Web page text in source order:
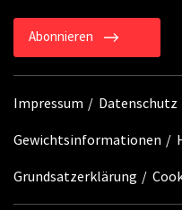
Abonnieren
Impressum Datenschutz
Gewichtsinformationen
Grundsatzerklärung